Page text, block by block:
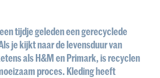
tijdje geleden een gerecyclede
je kijkt naar de levensduur van
als H&M en Primark, is recyclen
proces. Kleding heeft